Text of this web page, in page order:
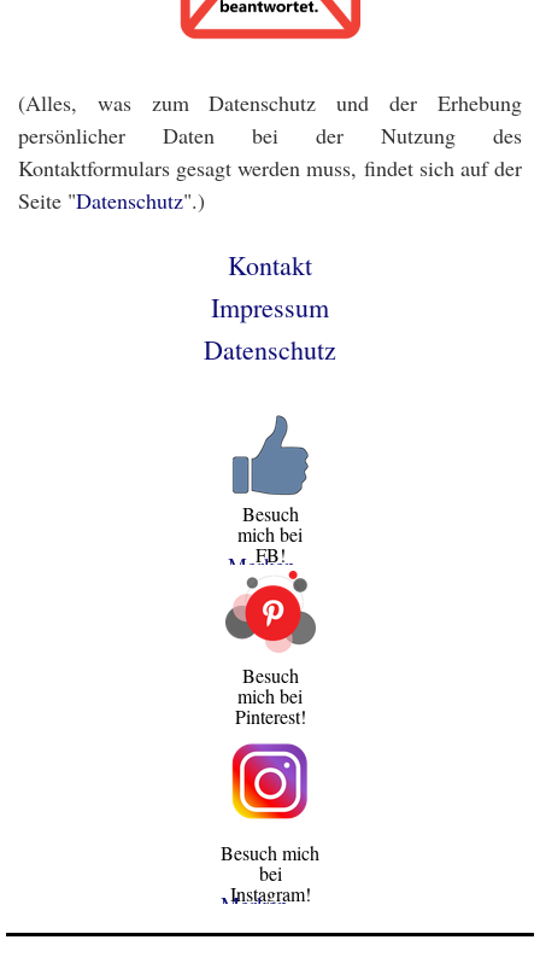
(Alles, was zum Datenschutz und der Erhebung
persönlicher Daten bei der Nutzung des
Kontaktformulars gesagt werden muss, findet sich auf der
Seite "Datenschutz".)
Kontakt
Impressum
Datenschutz
Besuch
mich bei
FB!
Merken
Besuch
mich bei
Pinterest!
Besuch mich
bei
Instagram!
Merken